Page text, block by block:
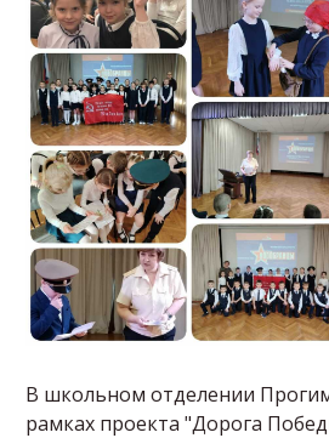
В школьном отделении
рамках проекта "Дорога